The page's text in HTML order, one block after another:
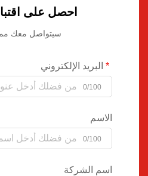
احصل على
سيتواصل معك
البريد الإلكتروني
0/100
الاسم
0/100
اسم الشركة